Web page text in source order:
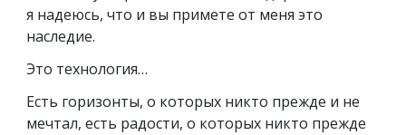
я надеюсь, что и вы примете от меня это
наследие.
Это технология…
Есть горизонты, о которых никто прежде и не
мечтал, есть радости, о которых никто прежде